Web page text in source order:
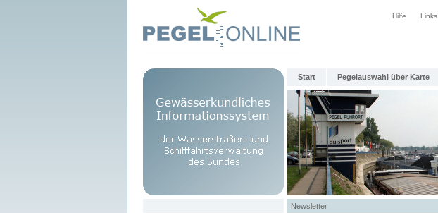
Hilfe Links
Start Pegelauswahl über Karte
Newsletter